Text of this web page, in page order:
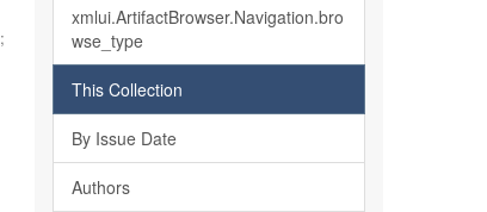
;
xmlui.ArtifactBrowser.Navigation.bro
wse_type
This Collection
By Issue Date
Authors